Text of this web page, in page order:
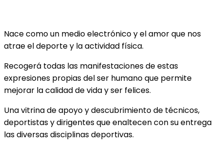
Nace como un medio electrónico y el amor que nos
atrae el deporte y la actividad física.
Recogerá todas las manifestaciones de estas
expresiones propias del ser humano que permite
mejorar la calidad de vida y ser felices.
Una vitrina de apoyo y descubrimiento de técnicos,
deportistas y dirigentes que enaltecen con su entrega
las diversas disciplinas deportivas.